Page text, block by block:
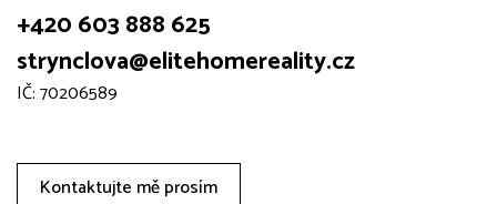
+420 603 888 625
strynclova@elitehomereality.cz
IČ: 70206589
Kontaktujte mě prosím